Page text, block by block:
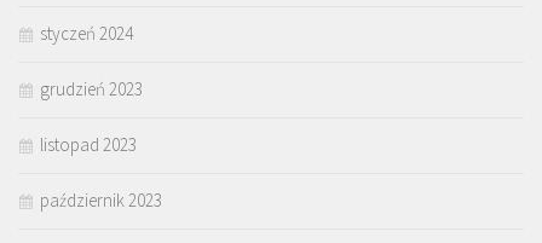
styczeń 2024
grudzień 2023
listopad 2023
październik 2023